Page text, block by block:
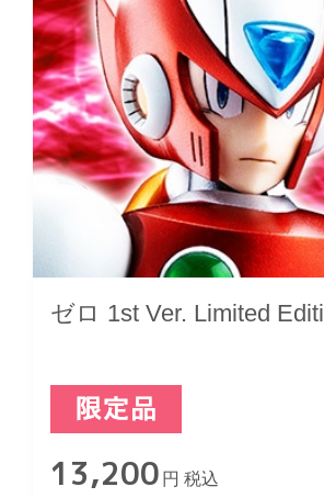
ゼロ 1st Ver. Limited
13,200 円 税込